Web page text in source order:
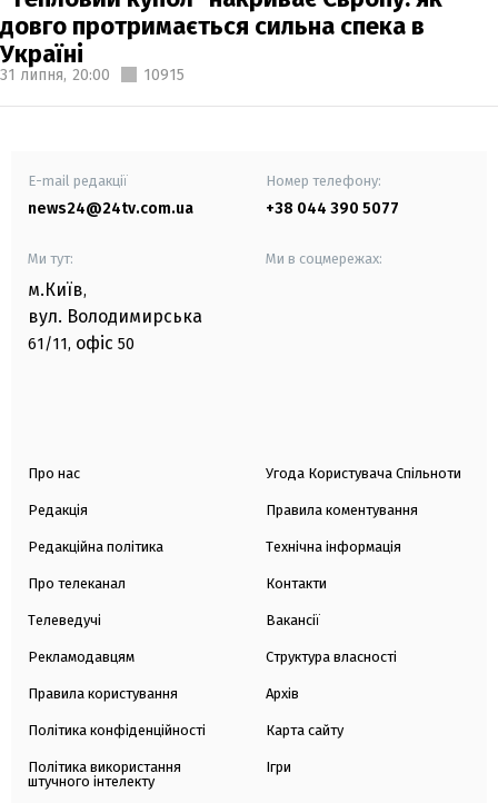
довго протримається сильна спека в
Україні
31 липня, 20:00 10915
E-mail редакції
news24@24tv.com.ua
Номер телефону:
+38 044 390 5077
Ми тут:
м.Київ,
вул. Володимирська
61/11, офіс 50
Ми в соцмережах:
Про нас
Редакція
Редакційна політика
Про телеканал
Телеведучі
Рекламодавцям
Правила користування
Політика конфіденційності
Політика використання
штучного інтелекту
Угода Користувача Спільноти
Правила коментування
Технічна інформація
Контакти
Вакансії
Структура власності
Архів
Карта сайту
Ігри